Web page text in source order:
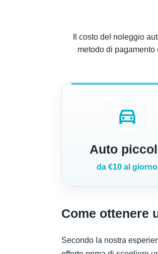
Il costo del noleggio
metodo di
directions_car
Auto
da €10 al giorno
Come ottenere
Secondo la nostra